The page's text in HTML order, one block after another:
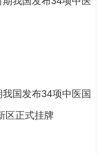
我国发布34项中医国